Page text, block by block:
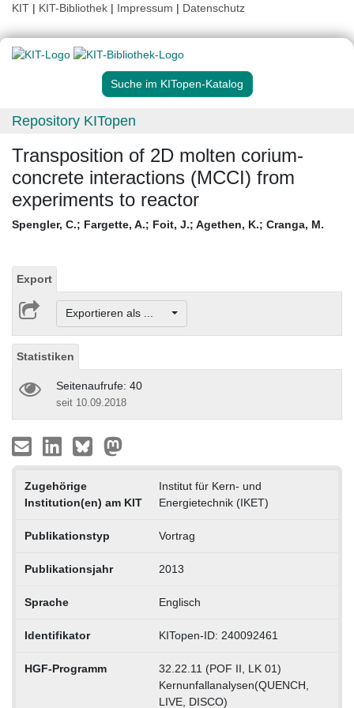
KIT | KIT-Bibliothek | Impressum | Datenschutz
Suche im KITopen-Katalog
Repository KITopen
Transposition of 2D molten corium-
concrete interactions (MCCI) from
experiments to reactor
Spengler, C.; Fargette, A.; Foit, J.; Agethen, K.; Cranga, M.
Export
Exportieren als ...
Statistiken
Seitenaufrufe: 40
seit 10.09.2018
Zugehörige
Institution(en) am KIT
Institut für Kern- und
Energietechnik (IKET)
Publikationstyp Vortrag
Publikationsjahr 2013
Sprache Englisch
Identifikator KITopen-ID: 240092461
HGF-Programm
32.22.11 (POF II, LK 01)
Kernunfallanalysen(QUENCH,
LIVE, DISCO)